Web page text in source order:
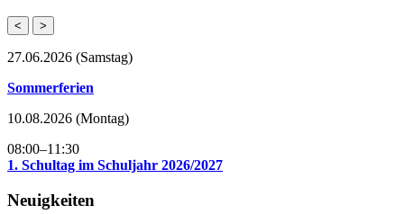
< >
27.06.2026 (Samstag)
Sommerferien
10.08.2026 (Montag)
08:00–11:30
1. Schultag im Schuljahr 2026/2027
Neuigkeiten